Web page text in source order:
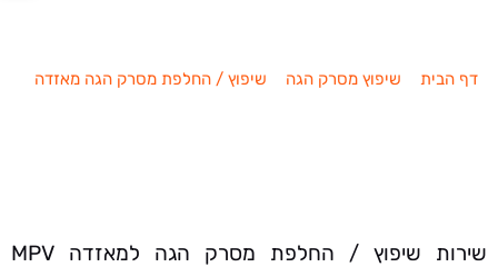
דף הבית שיפוץ מסרק הגה שיפוץ / החלפת מסרק הגה מאזדה
שירות שיפוץ / החלפת מסרק הגה למאזדה MPV